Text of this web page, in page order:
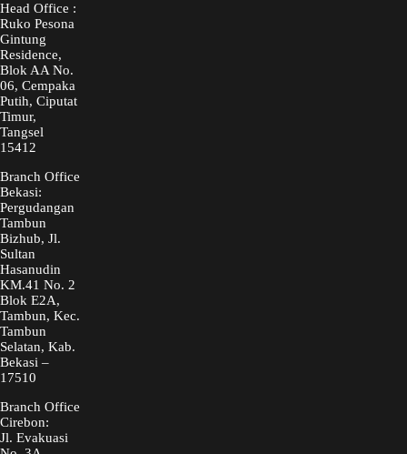
Head Office :
Ruko Pesona
Gintung
Residence,
Blok AA No.
06, Cempaka
Putih, Ciputat
Timur,
Tangsel
15412
Branch Office
Bekasi:
Pergudangan
Tambun
Bizhub, Jl.
Sultan
Hasanudin
KM.41 No. 2
Blok E2A,
Tambun, Kec.
Tambun
Selatan, Kab.
Bekasi –
17510
Branch Office
Cirebon:
Jl. Evakuasi